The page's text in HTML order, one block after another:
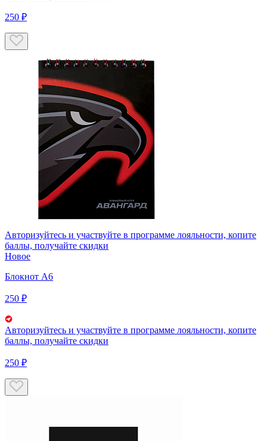
250 ₽
Авторизуйтесь и участвуйте в программе лояльности, копите
баллы, получайте скидки
Новое
Блокнот А6
250 ₽
Авторизуйтесь и участвуйте в программе лояльности, копите
баллы, получайте скидки
250 ₽